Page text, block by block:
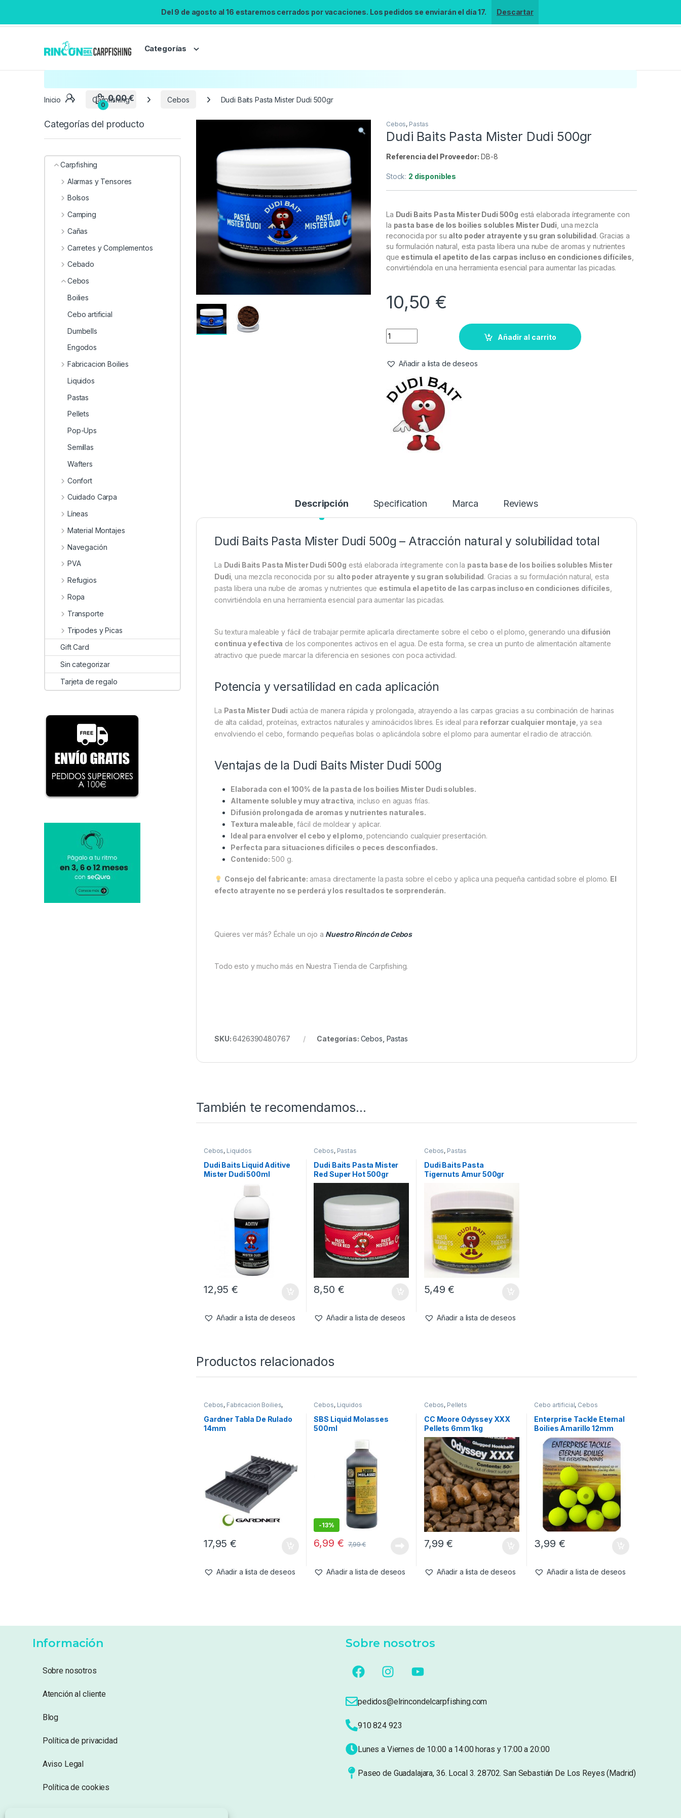
Del 9 de agosto al 16 estaremos cerrados por vacaciones. Los pedidos se enviarán el día 17. Descartar
Categorías
Búsqueda no disponible
No se pudo cargar el widget de búsqueda.
Inténtalo de nuevo.
Reintentar
Inicio Carpfishing Cebos Dudi Baits Pasta Mister Dudi 500gr
Cebos, Pastas
Dudi Baits Pasta Mister Dudi 500gr
Referencia del Proveedor: DB-8
Stock: 2 disponibles
La Dudi Baits Pasta Mister Dudi 500g está elaborada íntegramente con
la pasta base de los boilies solubles Mister Dudi , una mezcla
reconocida por su alto poder atrayente y su gran solubilidad. Gracias a
su formulación natural, esta pasta libera una nube de aromas y nutrientes
que estimula el apetito de las carpas incluso en condiciones difíciles
convirtiéndola en una herramienta esencial para aumentar las picadas.
10,50 €
Añadir al carrito
Añadir a lista de deseos
Descripción Specification Marca Reviews
Dudi Baits Pasta Mister Dudi 500g – Atracción natural y solubilidad total
La Dudi Baits Pasta Mister Dudi 500g está elaborada íntegramente con la pasta base de los boilies solubles Mister
Dudi , una mezcla reconocida por su alto poder atrayente y su gran solubilidad. Gracias a su formulación natural, esta
pasta libera una nube de aromas y nutrientes que estimula el apetito de las carpas incluso en condiciones difíciles
convirtiéndola en una herramienta esencial para aumentar las picadas.
Su textura maleable y fácil de trabajar permite aplicarla directamente sobre el cebo o el plomo, generando una difusión
continua y efectiva de los componentes activos en el agua. De esta forma, se crea un punto de alimentación altamente
atractivo que puede marcar la diferencia en sesiones con poca actividad.
Potencia y versatilidad en cada aplicación
La Pasta Mister Dudi actúa de manera rápida y prolongada, atrayendo a las carpas gracias a su combinación de harinas
de alta calidad, proteínas, extractos naturales y aminoácidos libres. Es ideal para reforzar cualquier montaje , ya sea
envolviendo el cebo, formando pequeñas bolas o aplicándola sobre el plomo para aumentar el radio de atracción.
Ventajas de la Dudi Baits Mister Dudi 500g
Elaborada con el 100% de la pasta de los boilies Mister Dudi solubles.
Altamente soluble y muy atractiva , incluso en aguas frías.
Difusión prolongada de aromas y nutrientes naturales.
Textura maleable , fácil de moldear y aplicar.
Ideal para envolver el cebo y el plomo , potenciando cualquier presentación.
Perfecta para situaciones difíciles o peces desconfiados.
Contenido: 500 g.
Consejo del fabricante: amasa directamente la pasta sobre el cebo y aplica una pequeña cantidad sobre el plomo. El
efecto atrayente no se perderá y los resultados te sorprenderán.
Quieres ver más? Échale un ojo a Nuestro Rincón de Cebos
Todo esto y mucho más en Nuestra Tienda de Carpfishing.
SKU:6426390480767 Categorías: Cebos Pastas
También te recomendamos…
Cebos, Liquidos
Dudi Baits Liquid Aditive
Mister Dudi 500ml
12,95€
Añadir a lista de deseos
Cebos, Pastas
Dudi Baits Pasta Mister
Red Super Hot 500gr
8,50 €
Añadir a lista de deseos
Cebos, Pastas
Dudi Baits Pasta
Tigernuts Amur 500gr
5,49€
Añadir a lista de deseos
Productos relacionados
Cebos, Fabricacion Boilies,
Gardner Tabla De Rulado
14mm
17,95€
Añadir a lista de deseos
Cebos, Liquidos
SBS Liquid Molasses
500ml
-13%
6,99 € 7,99€
Añadir a lista de deseos
Cebos, Pellets
CC Moore Odyssey XXX
Pellets 6mm 1kg
7,99€
Añadir a lista de deseos
Cebo artificial, Cebos
Enterprise Tackle Eternal
Boilies Amarillo 12mm
3,99 €
Añadir a lista de deseos
Categorías del producto
Carpfishing
Alarmas y Tensores
Bolsos
Camping
Cañas
Carretes y Complementos
Cebado
Cebos
Boilies
Cebo artificial
Dumbells
Engodos
Fabricacion Boilies
Liquidos
Pastas
Pellets
Pop-Ups
Semillas
Wafters
Confort
Cuidado Carpa
Líneas
Material Montajes
Navegación
PVA
Refugios
Ropa
Transporte
Tripodes y Picas
Gift Card
Sin categorizar
Tarjeta de regalo
Información
Sobre nosotros
Atención al cliente
Blog
Política de privacidad
Aviso Legal
Política de cookies
Sobre nosotros
pedidos@elrincondelcarpfishing.com
910 824 923
Lunes a Viernes de 10:00 a 14:00 horas y 17:00 a 20:00
Paseo de Guadalajara, 36. Local 3. 28702. San Sebastián De Los Reyes (Madrid)